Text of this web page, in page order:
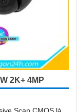
2K+ 4MP
Scan CMOS là